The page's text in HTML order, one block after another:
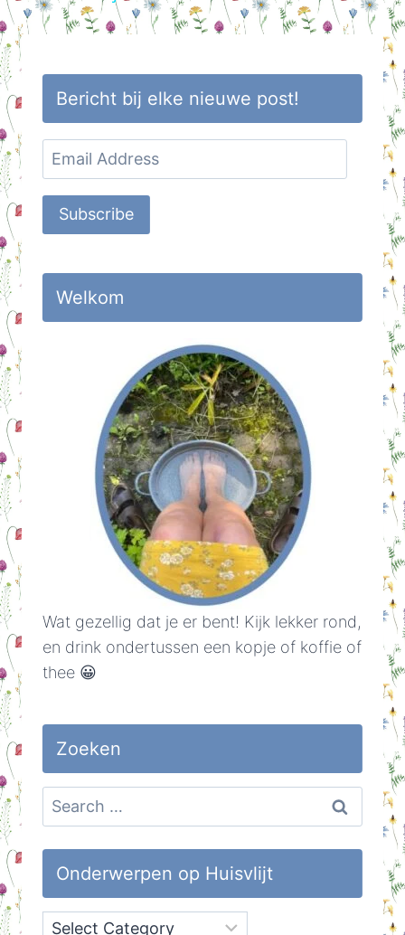
Bericht bij elke nieuwe post!
Email
Address
Subscribe
Welkom
Wat gezellig dat je er bent! Kijk lekker rond,
en drink ondertussen een kopje of koffie of
thee 😀
Zoeken
Search
for:
Onderwerpen op Huisvlijt
Onderwerpen